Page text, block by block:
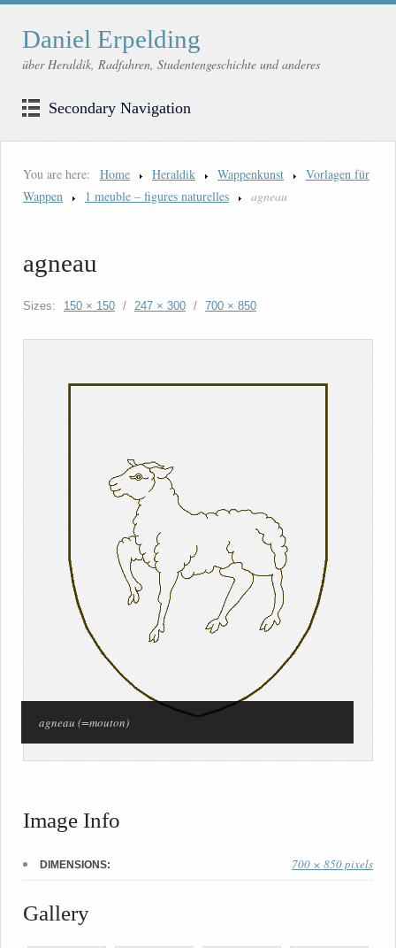
Daniel Erpelding
über Heraldik, Radfahren, Studentengeschichte und anderes
Secondary Navigation
You are here: Home Heraldik Wappenkunst
Vorlagen für
Wappen
1 meuble – figures naturelles agneau
agneau
Sizes: 150 × 150 / 247 × 300 / 700 × 850
agneau (=mouton)
Image Info
DIMENSIONS: 700 × 850 pixels
Gallery